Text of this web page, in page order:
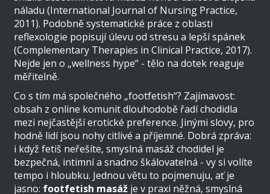
náladu (International Journal of Nursing Practice,
2011). Podobně systematické práce z oblasti
reflexologie popisují úlevu od stresu a lepší spánek
(Complementary Therapies in Clinical Practice, 2017).
Nejde jen o „wellness hype“ - tělo na dotek reaguje
měřitelně.
Co s tím má společného „footfetish“? Zajímavost:
obsah z online komunit dlouhodobě řadí chodidla
mezi nejčastější erotické preference. Jinými slovy, pro
hodně lidí jsou nohy citlivé a příjemné. Dobrá zpráva:
i když fetiš neřešíte, smyslná masáž chodidel je
bezpečná, intimní a snadno škálovatelná - vy si volíte
tempo i hloubku. Jednou větu to pojmenuju, ať je
jasno: footfetish masáž je v praxi něžná, smyslná